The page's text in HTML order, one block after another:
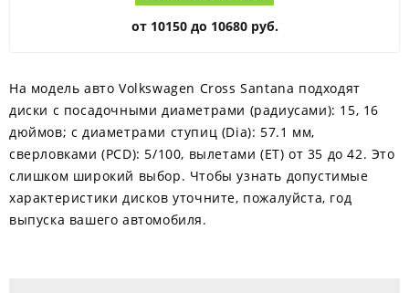
от 10150 до 10680 руб.
На модель авто Volkswagen Cross Santana подходят
диски с посадочными диаметрами (радиусами): 15, 16
дюймов; с диаметрами ступиц (Dia): 57.1 мм,
сверловками (PCD): 5/100, вылетами (ЕТ) от 35 до 42. Это
слишком широкий выбор. Чтобы узнать допустимые
характеристики дисков уточните, пожалуйста, год
выпуска вашего автомобиля.